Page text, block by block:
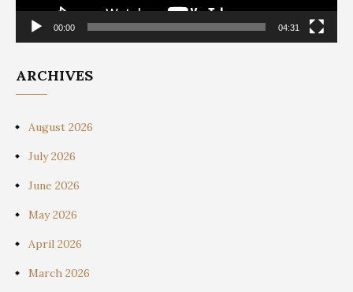
00:00 04:31
ARCHIVES
August 2026
July 2026
June 2026
May 2026
April 2026
March 2026